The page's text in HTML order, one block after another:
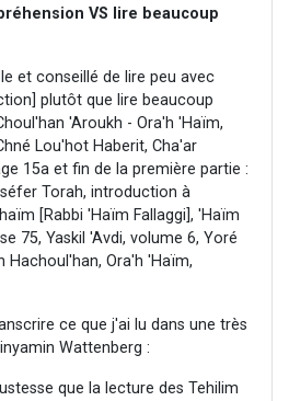
VS lire beaucoup
et conseillé de lire peu avec
plutôt que lire beaucoup
'Aroukh - Ora'h 'Haïm,
Lou'hot Haberit, Cha'ar
15a et fin de la première partie :
Torah, introduction à
[Rabbi 'Haïm Fallaggi], 'Haïm
75, Yaskil 'Avdi, volume 6, Yoré
Hachoul'han, Ora'h 'Haïm,
ce que j'ai lu dans une très
Wattenberg :
que la lecture des Tehilim